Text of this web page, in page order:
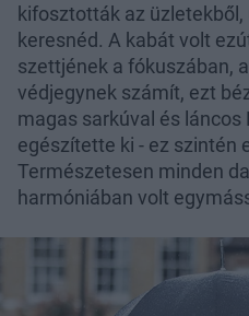
kifosztották az üzletekből,
keresnéd. A kabát volt
szettjének a fókuszában,
védjegynek számít, ezt
magas sarkúval és
egészítette ki - ez szintén
Természetesen minden
harmóniában volt